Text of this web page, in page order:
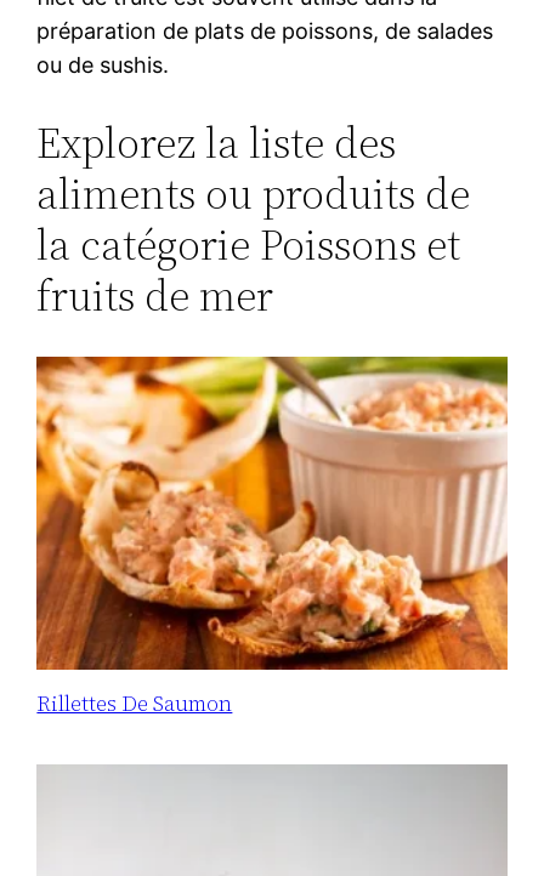
préparation de plats de poissons, de salades
ou de sushis.
Explorez la liste des
aliments ou produits de
la catégorie Poissons et
fruits de mer
Rillettes De Saumon